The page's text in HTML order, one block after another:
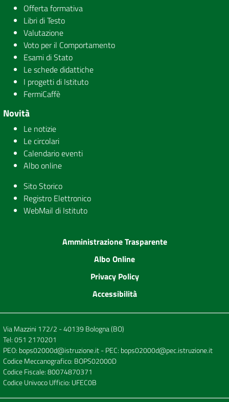
Offerta formativa
Libri di Testo
Valutazione
Voto per il Comportamento
Esami di Stato
Le schede didattiche
I progetti di Istituto
FermiCaffè
Novità
Le notizie
Le circolari
Calendario eventi
Albo online
Sito Storico
Registro Elettronico
WebMail di Istituto
Amministrazione Trasparente
Albo Online
Privacy Policy
Accessibilità
Via Mazzini 172/2 - 40139 Bologna (BO)
Tel:051 2170201
PEO: bops02000d@istruzione.it- PEC: bops02000d@pec.istruzione.it
Codice Meccanografico: BOPS02000D
Codice Fiscale: 80074870371
Codice Univoco Ufficio: UFEC0B